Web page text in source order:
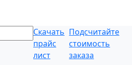
Скачать
прайс
лист
Подсчитайте
стоимость
заказа